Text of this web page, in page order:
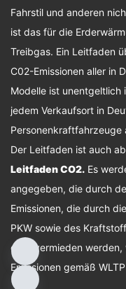
Fahrstil und anderen
ist das für die
Treibgas. Ein Leitfaden
C02-Emissionen aller in
Modelle ist unentgeltlich
jedem Verkaufsort in
Der Leitfaden ist auch
Leitfaden CO2. Es
angegeben, die durch
Emissionen, die durch
PKW sowie des
oder vermieden
Emissionen gemäß